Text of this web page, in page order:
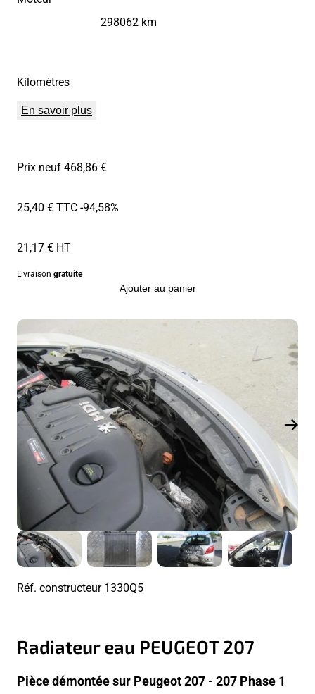
Kilomètres
298062 km
En savoir plus
Prix neuf 468,86 €
25,40 € TTC-94,58%
21,17 € HT
Livraison gratuite
Ajouter au panier
Réf. constructeur1330Q5
Radiateur eau PEUGEOT 207
Pièce démontée sur Peugeot 207 - 207 Phase 1